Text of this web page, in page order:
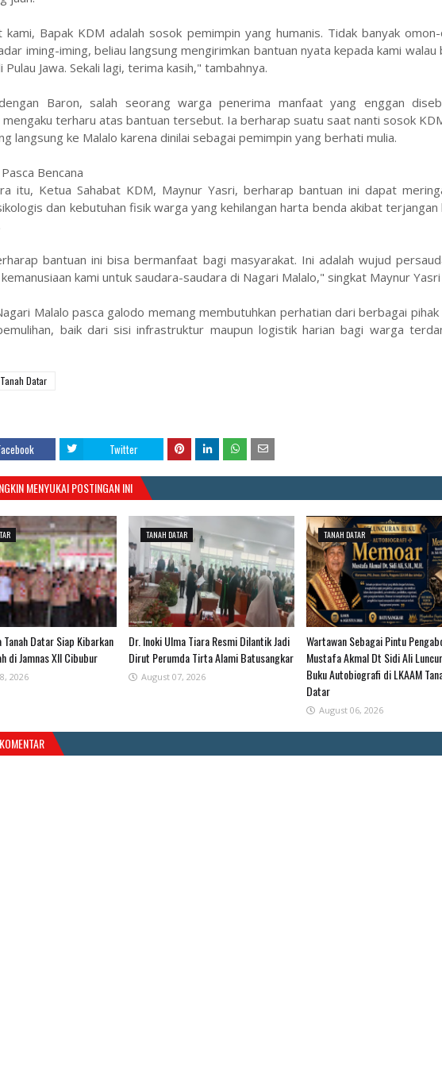
kami, Bapak KDM adalah sosok pemimpin yang humanis. Tidak banyak
iming-iming, beliau langsung mengirimkan bantuan nyata kepada kami walau
Pulau Jawa. Sekali lagi, terima kasih," tambahnya.
Baron, salah seorang warga penerima manfaat yang enggan
mengaku terharu atas bantuan tersebut. Ia berharap suatu saat nanti sosok
langsung ke Malalo karena dinilai sebagai pemimpin yang berhati mulia.
Bencana
itu, Ketua Sahabat KDM, Maynur Yasri, berharap bantuan ini dapat
dan kebutuhan fisik warga yang kehilangan harta benda akibat terjangan
bantuan ini bisa bermanfaat bagi masyarakat. Ini adalah wujud
kami untuk saudara-saudara di Nagari Malalo," singkat Maynur Yasri
Malalo pasca galodo memang membutuhkan perhatian dari berbagai pihak
baik dari sisi infrastruktur maupun logistik harian bagi warga
Tanah Datar
Twitter
MENYUKAI POSTINGAN INI
Tanah Datar Siap Kibarkan
di Jamnas XII Cibubur
2026
TANAH DATAR
​Dr. Inoki Ulma Tiara Resmi Dilantik Jadi
Dirut Perumda Tirta Alami Batusangkar
August 07, 2026
TANAH DATAR
Wartawan Sebagai Pintu
Mustafa Akmal Dt Sidi Ali
Buku Autobiografi di LKAAM
Datar
August 06, 2026